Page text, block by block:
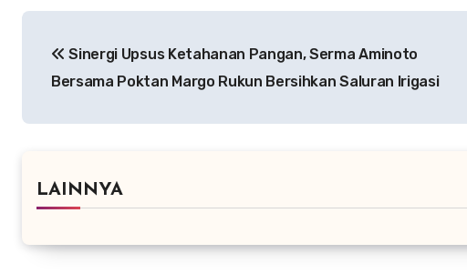
pos Sinergi Upsus Ketahanan Pangan, Serma Aminoto
Bersama Poktan Margo Rukun Bersihkan Saluran Irigasi
LAINNYA